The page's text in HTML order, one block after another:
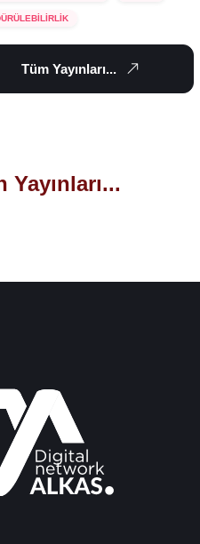
Tüm Yayınları...
Yayınları...